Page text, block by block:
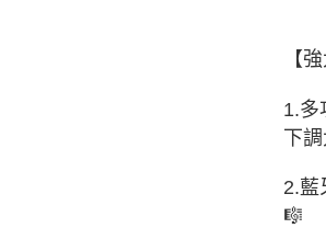
【
1.多
下
2.藍
🎼